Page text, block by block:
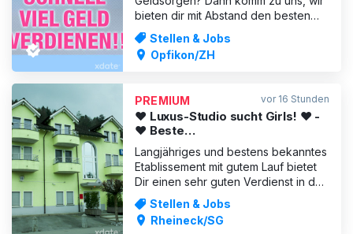
bieten dir mit Abstand den besten
Verdienst mit leicht erotischen
Massagen. Tägliche Barauszahlung!
Verdiene in einer Woche soviel wie
alles, ohne Druck! Ohne Sex! Nur
Stellen & Jobs
Opfikon/ZH
PREMIUM vor 16 Stunden
❤️ Luxus-Studio sucht Girls! ❤️ -
❤️ Beste
Verdienstmöglichkeiten! ❤️
Langjähriges und bestens bekanntes
Etablissement mit gutem Lauf bietet
Dir einen sehr guten Verdienst in der
Schweiz! Bist Du mindestens 18 Jahre
alt, kommst aus der EU und hast
Spass an Erotik? Dann melde Dich
Stellen & Jobs
Rheineck/SG